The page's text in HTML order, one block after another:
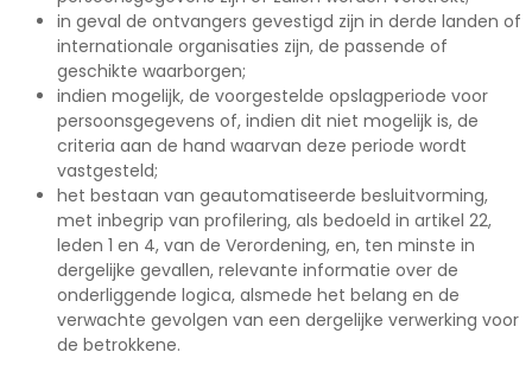
in geval de ontvangers gevestigd zijn in derde landen of
internationale organisaties zijn, de passende of
geschikte waarborgen;
indien mogelijk, de voorgestelde opslagperiode voor
persoonsgegevens of, indien dit niet mogelijk is, de
criteria aan de hand waarvan deze periode wordt
vastgesteld;
het bestaan van geautomatiseerde besluitvorming,
met inbegrip van profilering, als bedoeld in artikel 22,
leden 1 en 4, van de Verordening, en, ten minste in
dergelijke gevallen, relevante informatie over de
onderliggende logica, alsmede het belang en de
verwachte gevolgen van een dergelijke verwerking voor
de betrokkene.